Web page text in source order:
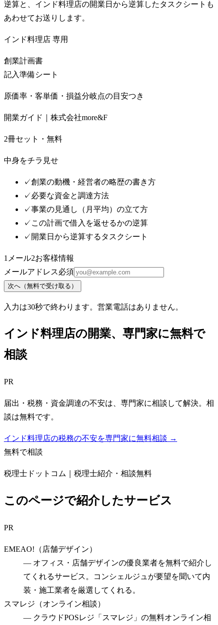
逆算と、インド料理店の開業日から逆算したタスクシートも
あわせてお送りします。
インド料理店 専用
創業計画書
記入準備シート
原価率・客単価・損益分岐点の目安つき
開業ガイド｜株式会社more&F
2冊セット・無料
中身をチラ見せ
✓創業の動機・経営者の略歴の書き方
✓必要な資金と調達方法
✓事業の見通し（月平均）の立て方
✓ この計画で借入を返せるかの逆算
✓ 開業日から逆算するタスクシート
1 メール2お客様情報
メールアドレス必須
次へ（無料で受け取る）
入力は30秒で終わります。営業電話はありません。
インド料理店の開業、専門家に無料で
相談
PR
届出・税務・資金調達の不安は、専門家に相談して解決。相
談は無料です。
インド料理店の税務の不安を専門家に無料相談 →
無料で相談
税理士ドットコム｜税理士紹介・相談無料
このページで紹介したサービス
PR
EMEAO!（店舗デザイン）
— オフィス・店舗デザインの優良業者を無料で紹介し
てくれるサービス。コンシェルジュが要望を聞いて内
装・施工業者を厳選してくれる。
スマレジ（オンライン相談）
— クラウドPOSレジ「スマレジ」の無料オンライン相